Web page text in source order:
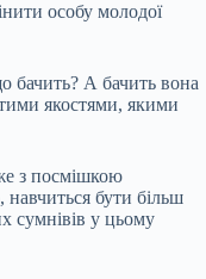
особу молодої
бачить? А бачить вона
якостями, якими
з посмішкою
бути більш
сумнівів у цьому